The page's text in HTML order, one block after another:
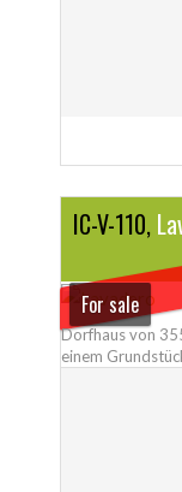
IC-V-110,
For sale
Dorfhaus von
einem